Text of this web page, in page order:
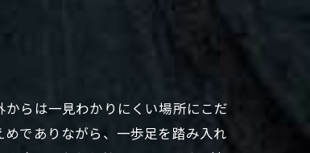
らは一見わかりにくい場所にこだ
でありながら、一歩足を踏み入れ